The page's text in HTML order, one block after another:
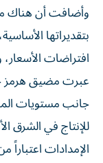
وأضافت أن هناك
بتقديراتها
افتراضات
عبرت مضيق هرمز
جانب مستويات
للإنتاج في
الإمدادات اعتباراً